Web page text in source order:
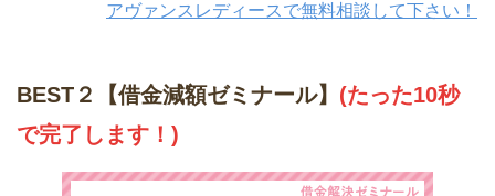
アヴァンスレディースで無料相談して下さい！
BEST２【借金減額ゼミナール】 (たった10秒
で完了します！)